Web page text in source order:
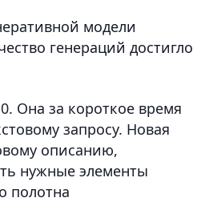
модели
генераций достигло
Она за короткое время
запросу. Новая
описанию,
нужные элементы
полотна